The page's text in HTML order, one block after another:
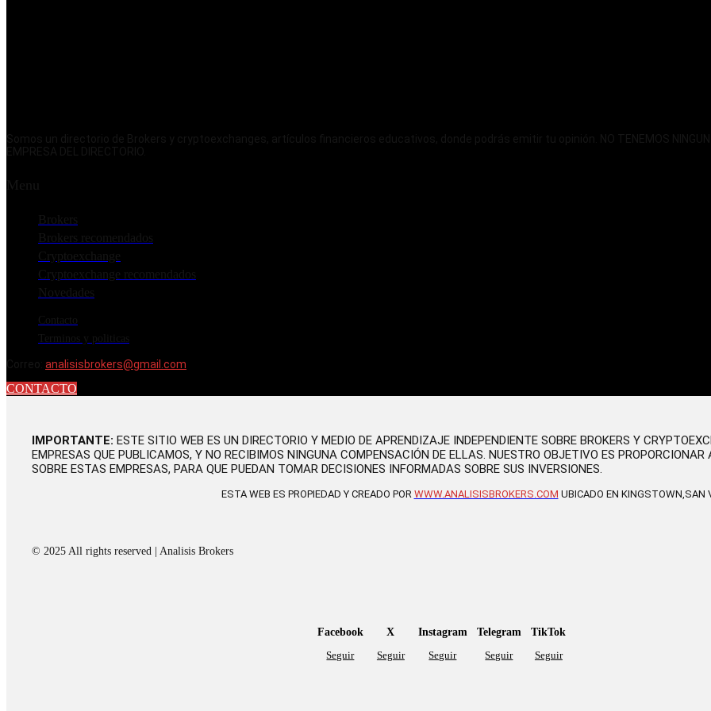
analisisbrokers@gmail.com
CONTACTO
IMPORTANTE: ESTE SITIO WEB ES UN DIRECTORIO Y MEDIO DE APRENDIZAJE INDEPENDIENTE SOBRE BROKERS Y
EMPRESAS QUE PUBLICAMOS, Y NO RECIBIMOS NINGUNA COMPENSACIÓN DE ELLAS. NUESTRO OBJETIVO ES
SOBRE ESTAS EMPRESAS, PARA QUE PUEDAN TOMAR DECISIONES INFORMADAS SOBRE SUS INVERSIONES.
ESTA WEB ES PROPIEDAD Y CREADO POR WWW.ANALISISBROKERS.COM UBICADO EN KINGSTOWN,SAN
© 2025 All rights reserved | Analisis Brokers
Facebook
Seguir
X
Seguir
Instagram
Seguir
Telegram
Seguir
TikTok
Seguir